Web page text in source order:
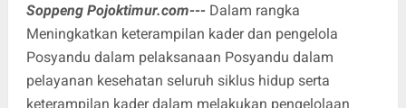
Soppeng Pojoktimur.com---Dalam rangka
Meningkatkan keterampilan kader dan pengelola
Posyandu dalam pelaksanaan Posyandu dalam
pelayanan kesehatan seluruh siklus hidup serta
keterampilan kader dalam melakukan pengelolaan